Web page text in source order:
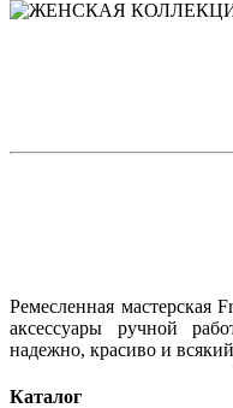
Ремесленная мастерская
аксессуары ручной
надежно, красиво и
Каталог